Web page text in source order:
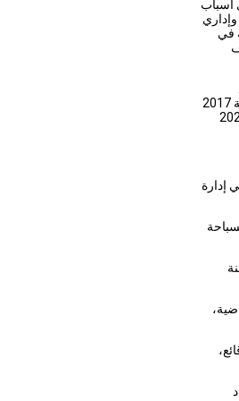
أسباب
في
الإجراءات الإدارية والتنظيمية والرقابية اللازمة، وفقًا لأحكام قانون الرياضة رقم (71) لسنة 2017
وعلى الأخص القرار الوزاري رقم (1642) لسنة 2024
إدارة
الوزاري رقم (1642) لسنة